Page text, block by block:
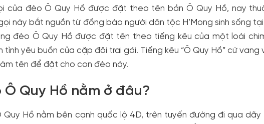
của đèo Ô Quy Hồ được đặt theo tên bản Ô Quy Hồ, nay
này bắt nguồn từ đồng bào người dân tộc H’Mong sinh sống
đèo Ô Quy Hồ được đặt tên theo tiếng kêu của một loài
tình yêu buồn của cặp đôi trai gái. Tiếng kêu “Ô Quy Hồ” cứ
tên để đặt cho con đèo này.
Quy Hồ nằm ở đâu?
Hồ nằm bên cạnh quốc lộ 4D, trên tuyến đường đi qua dãy